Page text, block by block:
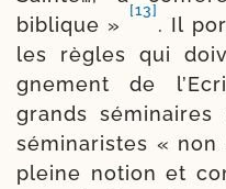
biblique »
[13]
. Il
les règles qui
gnement de
grands
sémi­na­ristes «
pleine notion et